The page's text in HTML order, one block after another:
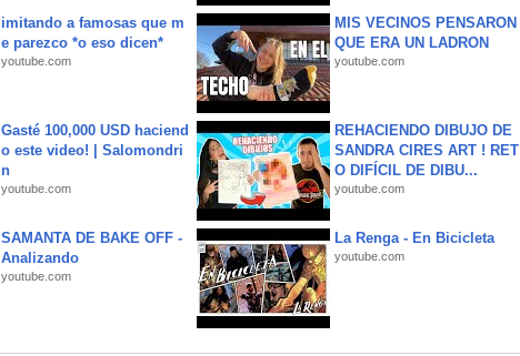
imitando a famosas que m
e parezco *o eso dicen*
youtube.com
MIS VECINOS PENSARON
QUE ERA UN LADRON
youtube.com
Gasté 100,000 USD haciend
o este video! | Salomondri
n
youtube.com
REHACIENDO DIBUJO DE
SANDRA CIRES ART ! RET
O DIFÍCIL DE DIBU...
youtube.com
SAMANTA DE BAKE OFF -
Analizando
youtube.com
La Renga - En Bicicleta
youtube.com